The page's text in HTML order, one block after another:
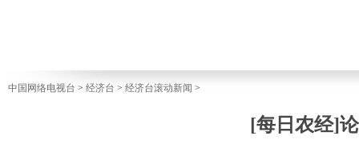
中国网络电视台 > 经济台 > 经济台滚动新闻 >
[每日农经]